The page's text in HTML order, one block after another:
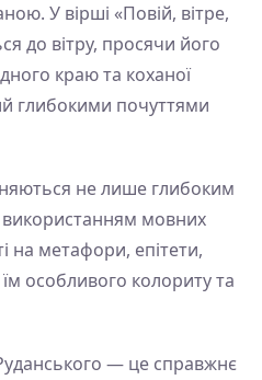
У вірші «Повій, вітре,
до вітру, просячи його
краю та коханої
глибокими почуттями
не лише глибоким
мовних
на метафори, епітети,
особливого колориту та
— це справжнє